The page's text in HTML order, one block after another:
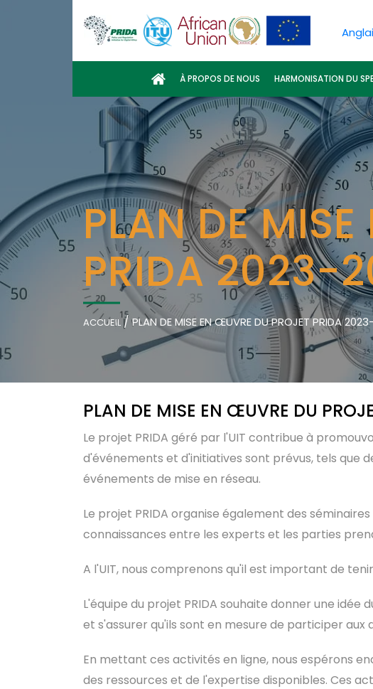
À PROPOS DE NOUS HARMONISATION DU
PLAN DE
PRIDA 2023-
ACCUEIL/PLAN DE MISE EN ŒUVRE DU PROJET PRIDA
PLAN DE MISE EN ŒUVRE DU
Le projet PRIDA géré par l'UIT contribue à
d'événements et d'initiatives sont prévus, tels que
événements de mise en réseau.
Le projet PRIDA organise également des
connaissances entre les experts et les parties
A l'UIT, nous comprenons qu'il est important de
L'équipe du projet PRIDA souhaite donner une
et s'assurer qu'ils sont en mesure de participer aux
En mettant ces activités en ligne, nous espérons
des ressources et de l'expertise disponibles. Ces